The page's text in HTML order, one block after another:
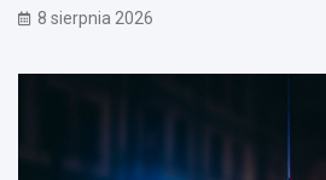
8 sierpnia 2026